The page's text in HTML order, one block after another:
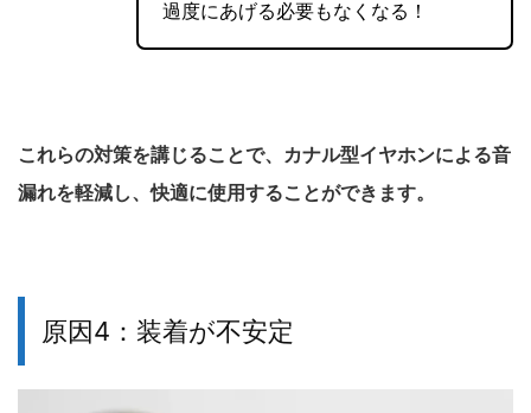
過度にあげる必要もなくなる！
これらの対策を講じることで、カナル型イヤホンによる音
漏れを軽減し、快適に使用することができます。
原因4：装着が不安定